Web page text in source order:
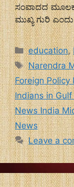
ಸಂವಾದದ ಮೂಲಕ
ಮುಖ್ಯ ಗುರಿ
Categories
education,
Tags
Narendra
Foreign Policy
Indians in
News India
News
Leave a